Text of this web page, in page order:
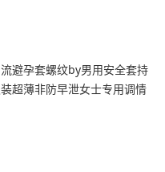
避孕套螺纹by男用安全套持
超薄非防早泄女士专用调情